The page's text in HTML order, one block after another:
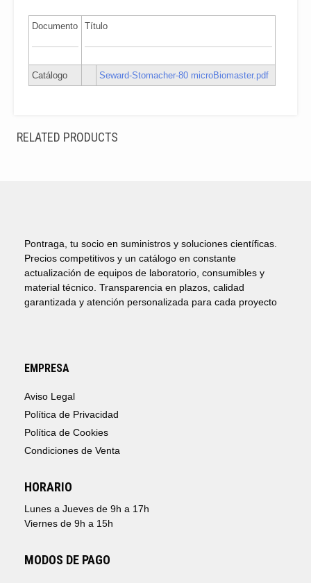
Documento Título
Catálogo Seward-Stomacher-80 microBiomaster.pdf
RELATED PRODUCTS
Pontraga, tu socio en suministros y soluciones científicas.
Precios competitivos y un catálogo en constante
actualización de equipos de laboratorio, consumibles y
material técnico. Transparencia en plazos, calidad
garantizada y atención personalizada para cada proyecto
EMPRESA
Aviso Legal
Política de Privacidad
Política de Cookies
Condiciones de Venta
HORARIO
Lunes a Jueves de 9h a 17h
Viernes de 9h a 15h
MODOS DE PAGO